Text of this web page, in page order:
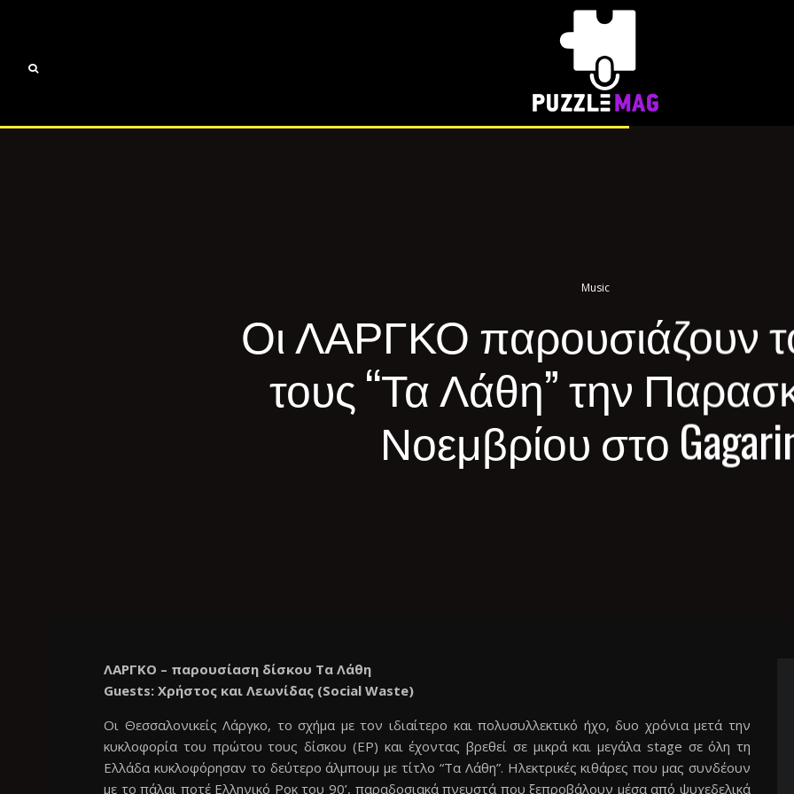
Music
Οι ΛΑΡΓΚΟ παρουσιάζουν
τους “Τα Λάθη” την
Νοεμβρίου στο
ΛΑΡΓΚΟ – παρουσίαση δίσκου Τα Λάθη
Guests: Χρήστος και Λεωνίδας (Social Waste)
Οι Θεσσαλονικείς Λάργκο, το σχήμα με τον ιδιαίτερο και πολυσυλλεκτικό ήχο, δυο χρόνια μετά την
κυκλοφορία του πρώτου τους δίσκου (EP) και έχοντας βρεθεί σε μικρά και μεγάλα stage σε όλη τη
Ελλάδα κυκλοφόρησαν το δεύτερο άλμπουμ με τίτλο “Τα Λάθη”. Ηλεκτρικές κιθάρες που μας συνδέουν
με το πάλαι ποτέ Ελληνικό Ροκ του 90’, παραδοσιακά πνευστά που ξεπροβάλουν μέσα από ψυχεδελικά